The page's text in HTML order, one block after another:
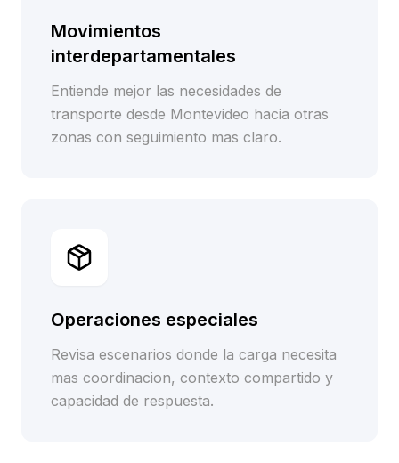
Movimientos
interdepartamentales
Entiende mejor las necesidades de
transporte desde Montevideo hacia otras
zonas con seguimiento mas claro.
Operaciones especiales
Revisa escenarios donde la carga necesita
mas coordinacion, contexto compartido y
capacidad de respuesta.